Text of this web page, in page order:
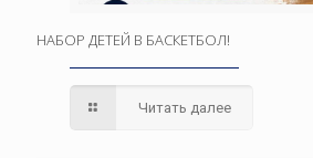
НАБОР ДЕТЕЙ В БАСКЕТБОЛ!
Читать далее